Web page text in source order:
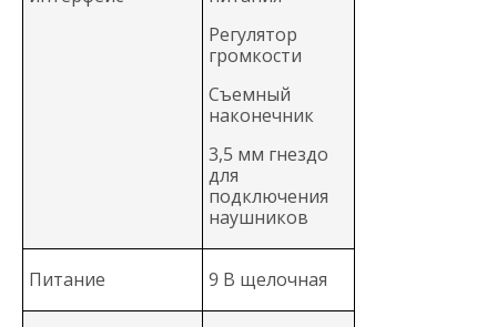
Регулятор
громкости
Съемный
наконечник
3,5 мм гнездо
для
подключения
наушников
Питание 9 В щелочная